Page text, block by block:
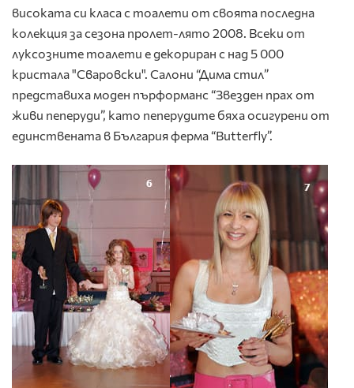
високата си класа с тоалети от своята последна
колекция за сезона пролет-лято 2008. Всеки от
луксозните тоалети е декориран с над 5 000
кристала "Сваровски". Салони “Дима стил”
представиха моден пърформанс “Звезден прах от
живи пеперуди”, като пеперудите бяха осигурени от
единствената в България ферма “Butterfly”.